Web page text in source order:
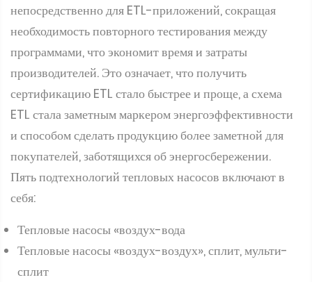
непосредственно для ETL-приложений, сокращая
необходимость повторного тестирования между
программами, что экономит время и затраты
производителей. Это означает, что получить
сертификацию ETL стало быстрее и проще, а схема
ETL стала заметным маркером энергоэффективности
и способом сделать продукцию более заметной для
покупателей, заботящихся об энергосбережении.
Пять подтехнологий тепловых насосов включают в
себя:
Тепловые насосы «воздух-вода
Тепловые насосы «воздух-воздух», сплит, мульти-
сплит